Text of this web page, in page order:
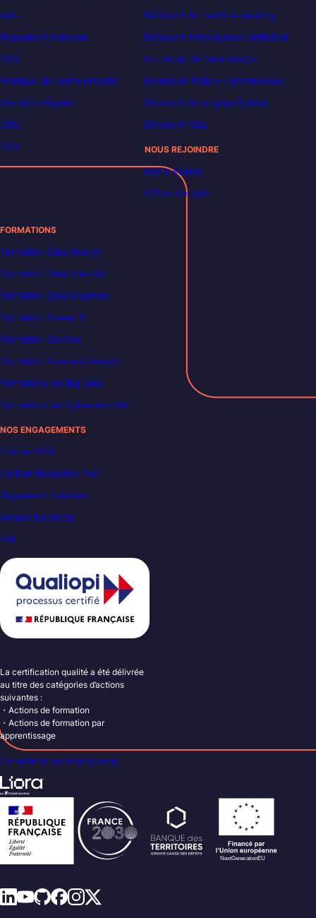
Avis
Règlement intérieur
FAQ
Politique de confidentialité
Mentions légales
CGU
CGV
Découvrir le machine learning
Découvrir l’intelligence artificielle
Le métier de Data Analyst
Formation POEI en informatique
Découvrir le langage Python
Découvrir SQL
NOUS REJOINDRE
Notre équipe
Offres d’emploi
FORMATIONS
Formation Data Analyst
Formation Data Scientist
Formation Data Engineer
Formation Power BI
Formation DevOps
Formation Business Analyst
Formations en Big Data
Formations en Cybersécurité
NOS ENGAGEMENTS
France 2030
Carbon Reduction Plan
Règlement intérieur
Accueil handicap
VAE
La certification qualité a été délivrée
au titre des catégories d’actions
suivantes :
・Actions de formation
・Actions de formation par
apprentissage
Consulter le certificat Qualiopi